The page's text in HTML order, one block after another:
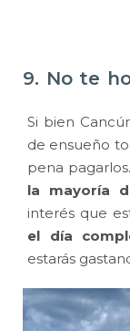
9. No te
Si bien
de ensueño
pena
la mayoría
interés que
el día
estarás